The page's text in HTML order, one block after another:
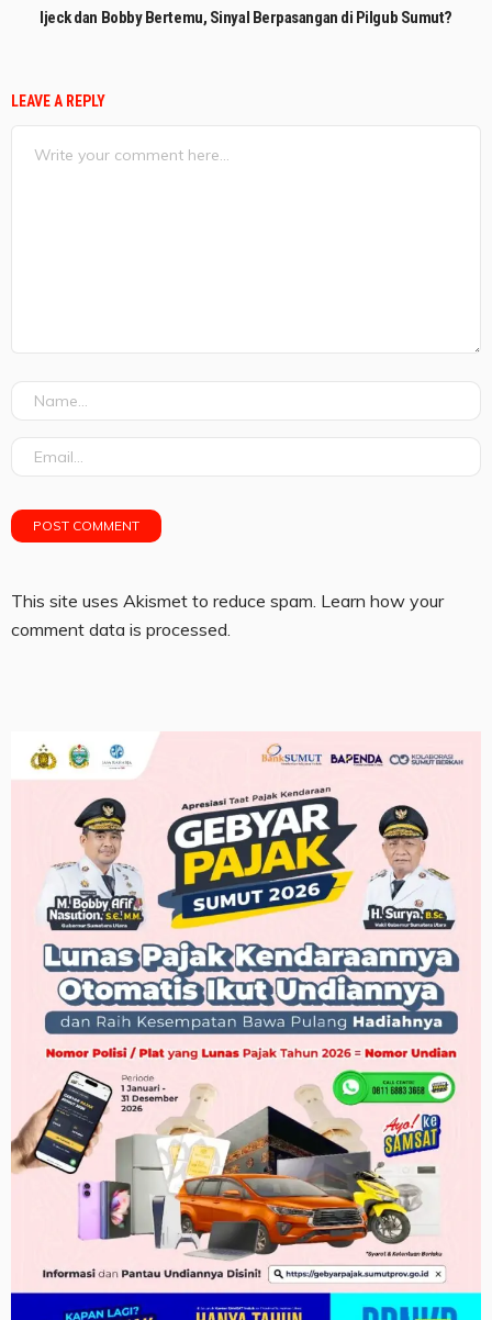
Ijeck dan Bobby Bertemu, Sinyal Berpasangan di Pilgub Sumut?
LEAVE A REPLY
This site uses Akismet to reduce spam. Learn how your
comment data is processed.